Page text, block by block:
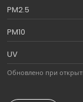
PM2.5
PM10
UV
Обновлено при